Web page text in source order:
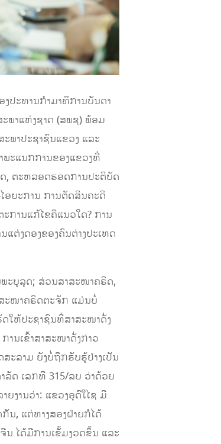
ປະທານກໍາມາທິການບັນດາ
ພາແຫ່ງຊາດ (ສພຊ) ພ້ອມ
ພາປະຊາຊົນແຂວງ ແລະ
ພະແນກການຂອງແຂວງທີ່
, ຕະຫລອດຮອດການປະຕິບັດ
ອຍະການ ການຕັດສິນຄະດີ
ການແກ້ໄຂຄືແນວໃດ? ການ
ຕ່ງດອງຂອງຄົນຕ່າງປະເທດ
ພະບູລຸດ; ສ່ວນສາສະໜາຄຣິດ,
ະໜາຄຣິດຕະຈັກ ແມ່ນບໍ່
ດໃຫ້ປະຊາຊົນທີ່ສາສະໜາດັ່ງ
ນເຂົ້າສາສະໜາດັ່ງກ່າວ
ະລາມ ຍັງບໍ່ຖືກຮັບຮູ້ຢ່າງເປັນ
ລັດ ເລກທີ 315/ລບ ວ່າດ້ວຍ
ງານວ່າ: ແຂວງອຸດົໃໄຊ ມີ
ນ, ແຕ່ທາງສອງຝ່າຍກໍໄດ້
ນ ໄດ້ມີການເຂັ້ມງວດຂຶ້ນ ແລະ